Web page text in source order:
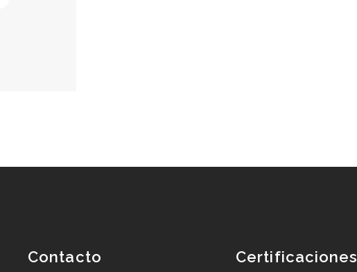
Contacto Certificaciones